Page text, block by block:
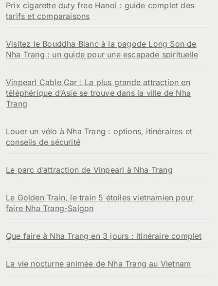
Prix cigarette duty free Hanoi : guide complet des
tarifs et comparaisons
Visitez le Bouddha Blanc à la pagode Long Son de
Nha Trang : un guide pour une escapade spirituelle
Vinpearl Cable Car : La plus grande attraction en
téléphérique d’Asie se trouve dans la ville de Nha
Trang
Louer un vélo à Nha Trang : options, itinéraires et
conseils de sécurité
Le parc d’attraction de Vinpearl à Nha Trang
Le Golden Train, le train 5 étoiles vietnamien pour
faire Nha Trang-Saigon
Que faire à Nha Trang en 3 jours : itinéraire complet
La vie nocturne animée de Nha Trang au Vietnam